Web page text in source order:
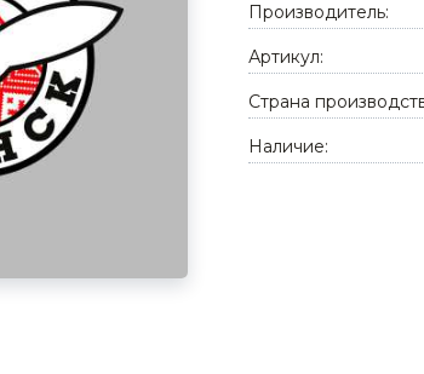
фруктов
Автоклавы. Дистилляторы
Дистилляторы
Производитель:
Артикул:
Страна
Наличие: